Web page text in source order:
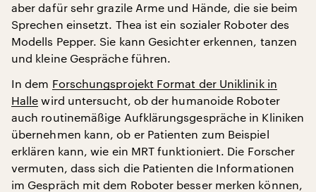
aber dafür sehr grazile Arme und Hände, die sie beim
Sprechen einsetzt. Thea ist ein sozialer Roboter des
Modells Pepper. Sie kann Gesichter erkennen, tanzen
und kleine Gespräche führen.
In dem Forschungsprojekt Format der Uniklinik in
Halle wird untersucht, ob der humanoide Roboter
auch routinemäßige Aufklärungsgespräche in Kliniken
übernehmen kann, ob er Patienten zum Beispiel
erklären kann, wie ein MRT funktioniert. Die Forscher
vermuten, dass sich die Patienten die Informationen
im Gespräch mit dem Roboter besser merken können,